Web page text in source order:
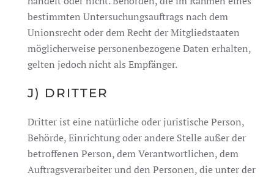
bestimmten Untersuchungsauftrags nach dem
Unionsrecht oder dem Recht der Mitgliedstaaten
möglicherweise personenbezogene Daten erhalten,
gelten jedoch nicht als Empfänger.
J) DRITTER
Dritter ist eine natürliche oder juristische Person,
Behörde, Einrichtung oder andere Stelle außer der
betroffenen Person, dem Verantwortlichen, dem
Auftragsverarbeiter und den Personen, die unter der